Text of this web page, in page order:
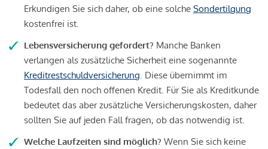
Erkundigen Sie sich daher, ob eine solche Sondertilgung
kostenfrei ist.
Lebensversicherung gefordert? Manche Banken
verlangen als zusätzliche Sicherheit eine sogenannte
Kreditrestschuldversicherung. Diese übernimmt im
Todesfall den noch offenen Kredit. Für Sie als Kreditkunde
bedeutet das aber zusätzliche Versicherungskosten, daher
sollten Sie auf jeden Fall fragen, ob das notwendig ist.
Welche Laufzeiten sind möglich? Wenn Sie sich keine